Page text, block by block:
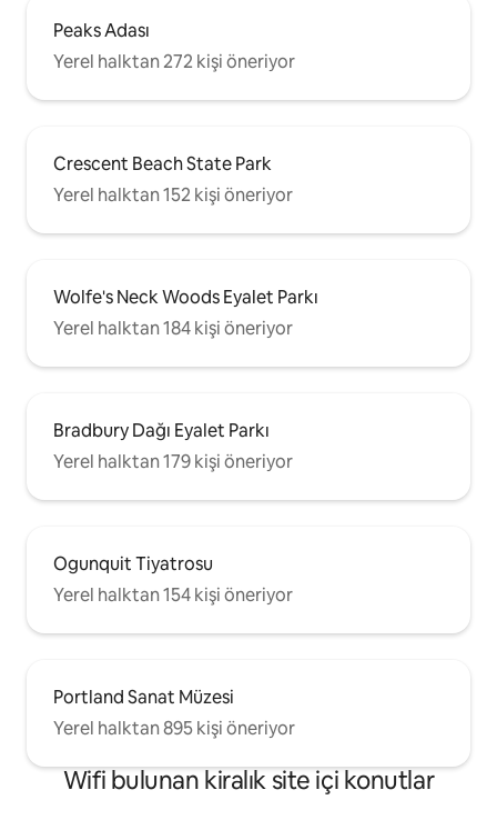
Peaks Adası
Yerel halktan 272 kişi öneriyor
Crescent Beach State Park
Yerel halktan 152 kişi öneriyor
Wolfe's Neck Woods Eyalet Parkı
Yerel halktan 184 kişi öneriyor
Bradbury Dağı Eyalet Parkı
Yerel halktan 179 kişi öneriyor
Ogunquit Tiyatrosu
Yerel halktan 154 kişi öneriyor
Portland Sanat Müzesi
Yerel halktan 895 kişi öneriyor
Wifi bulunan kiralık site içi konutlar